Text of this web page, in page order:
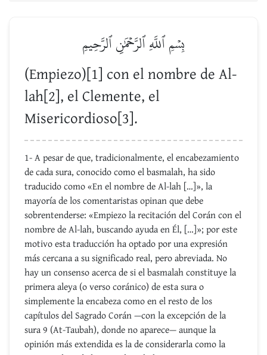
بِسۡمِ ٱللَّهِ ٱلرَّحۡمَٰنِ ٱلرَّحِيمِ
(Empiezo)[1] con el nombre de Al-
lah[2], el Clemente, el
Misericordioso[3].
1- A pesar de que, tradicionalmente, el encabezamiento
de cada sura, conocido como el basmalah, ha sido
traducido como «En el nombre de Al-lah […]», la
mayoría de los comentaristas opinan que debe
sobrentenderse: «Empiezo la recitación del Corán con el
nombre de Al-lah, buscando ayuda en Él, […]»; por este
motivo esta traducción ha optado por una expresión
más cercana a su significado real, pero abreviada. No
hay un consenso acerca de si el basmalah constituye la
primera aleya (o verso coránico) de esta sura o
simplemente la encabeza como en el resto de los
capítulos del Sagrado Corán —con la excepción de la
sura 9 (At-Taubah), donde no aparece— aunque la
opinión más extendida es la de considerarla como la